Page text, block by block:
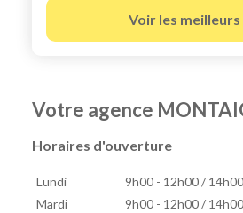
Voir les
Votre agence
Horaires d'ouverture
Lundi
9h00 - 12h00 /
Mardi
9h00 - 12h00 /